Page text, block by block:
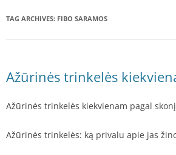
TAG ARCHIVES: FIBO SARAMOS
Ažūrinės trinkelės
Ažūrinės trinkelės kiekvienam pagal skonį
Ažūrinės trinkelės: ką privalu apie jas